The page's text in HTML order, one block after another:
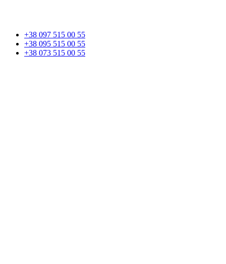
+38 097 515 00 55
+38 095 515 00 55
+38 073 515 00 55